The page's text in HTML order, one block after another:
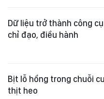
Dữ liệu trở thành công
chỉ đạo, điều hành
Bịt lỗ hổng trong chuỗi
thịt heo